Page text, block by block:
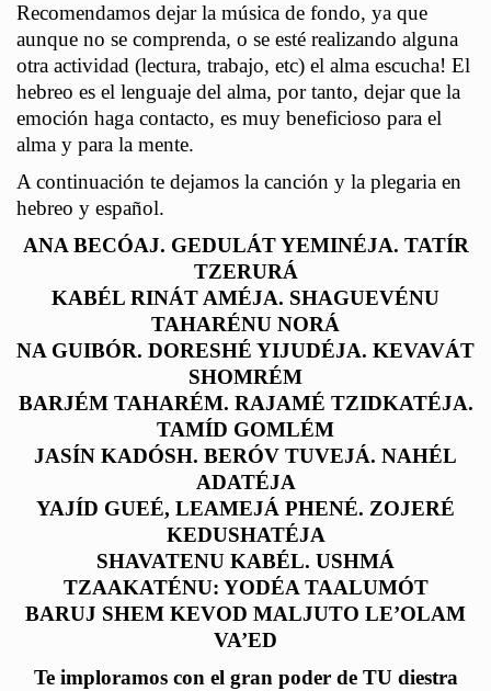
Recomendamos dejar la música de fondo, ya que
aunque no se comprenda, o se esté realizando alguna
otra actividad (lectura, trabajo, etc) el alma escucha! El
hebreo es el lenguaje del alma, por tanto, dejar que la
emoción haga contacto, es muy beneficioso para el
alma y para la mente.
A continuación te dejamos la canción y la plegaria en
hebreo y español.
ANA BECÓAJ. GEDULÁT YEMINÉJA. TATÍR
TZERURÁ
KABÉL RINÁT AMÉJA. SHAGUEVÉNU
TAHARÉNU NORÁ
NA GUIBÓR. DORESHÉ YIJUDÉJA. KEVAVÁT
SHOMRÉM
BARJÉM TAHARÉM. RAJAMÉ TZIDKATÉJA.
TAMÍD GOMLÉM
JASÍN KADÓSH. BERÓV TUVEJÁ. NAHÉL
ADATÉJA
YAJÍD GUEÉ, LEAMEJÁ PHENÉ. ZOJERÉ
KEDUSHATÉJA
SHAVATENU KABÉL. USHMÁ
TZAAKATÉNU: YODÉA TAALUMÓT
BARUJ SHEM KEVOD MALJUTO LE’OLAM
VA’ED
Te imploramos con el gran poder de TU diestra